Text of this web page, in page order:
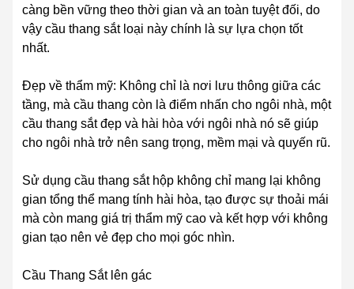
càng bền vững theo thời gian và an toàn tuyệt đối, do
vậy cầu thang sắt loại này chính là sự lựa chọn tốt
nhất.
Đẹp về thẩm mỹ: Không chỉ là nơi lưu thông giữa các
tầng, mà cầu thang còn là điểm nhấn cho ngôi nhà, một
cầu thang sắt đẹp và hài hòa với ngôi nhà nó sẽ giúp
cho ngôi nhà trở nên sang trọng, mềm mại và quyến rũ.
Sử dụng cầu thang sắt hộp không chỉ mang lại không
gian tổng thể mang tính hài hòa, tạo được sự thoải mái
mà còn mang giá trị thẩm mỹ cao và kết hợp với không
gian tạo nên vẻ đẹp cho mọi góc nhìn.
Cầu Thang Sắt lên gác